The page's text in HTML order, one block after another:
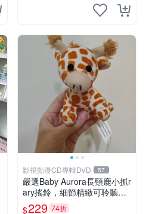
影視動漫CD專輯DVD 57
嚴選Baby Aurora長頸鹿小抓r
ary搖鈴，細節精緻可聆聽清
脆鈴音 軟萌可愛 定制紀念 金
$229 74折